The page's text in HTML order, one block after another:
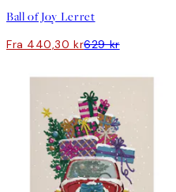
Ball of Joy Lerret
Fra 440,30 kr629 kr